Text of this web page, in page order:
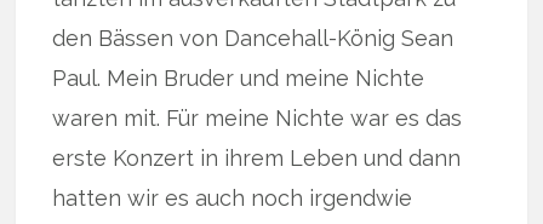
den Bässen von Dancehall-König Sean
Paul. Mein Bruder und meine Nichte
waren mit. Für meine Nichte war es das
erste Konzert in ihrem Leben und dann
hatten wir es auch noch irgendwie